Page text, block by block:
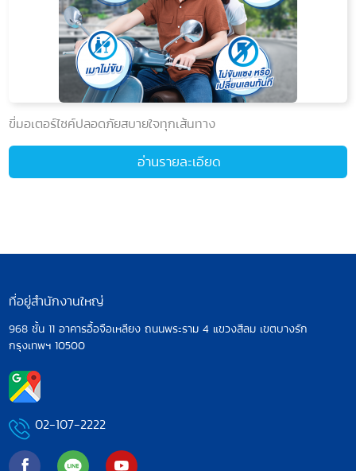
ขี่มอเตอร์ไซค์ปลอดภัยสบายใจทุกเส้นทาง
อ่านรายละเอียด
ที่อยู่สำนักงานใหญ่
968 ชั้น 11 อาคารอื้อจือเหลียง ถนนพระราม 4 แขวงสีลม เขตบางรัก
กรุงเทพฯ 10500
02-107-2222